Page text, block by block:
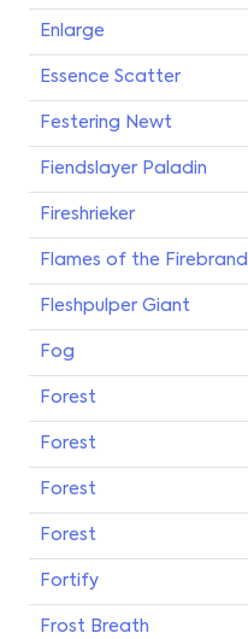
Enlarge
Essence Scatter
Festering Newt
Fiendslayer Paladin
Fireshrieker
Flames of the Firebrand
Fleshpulper Giant
Fog
Forest
Forest
Forest
Forest
Fortify
Frost Breath